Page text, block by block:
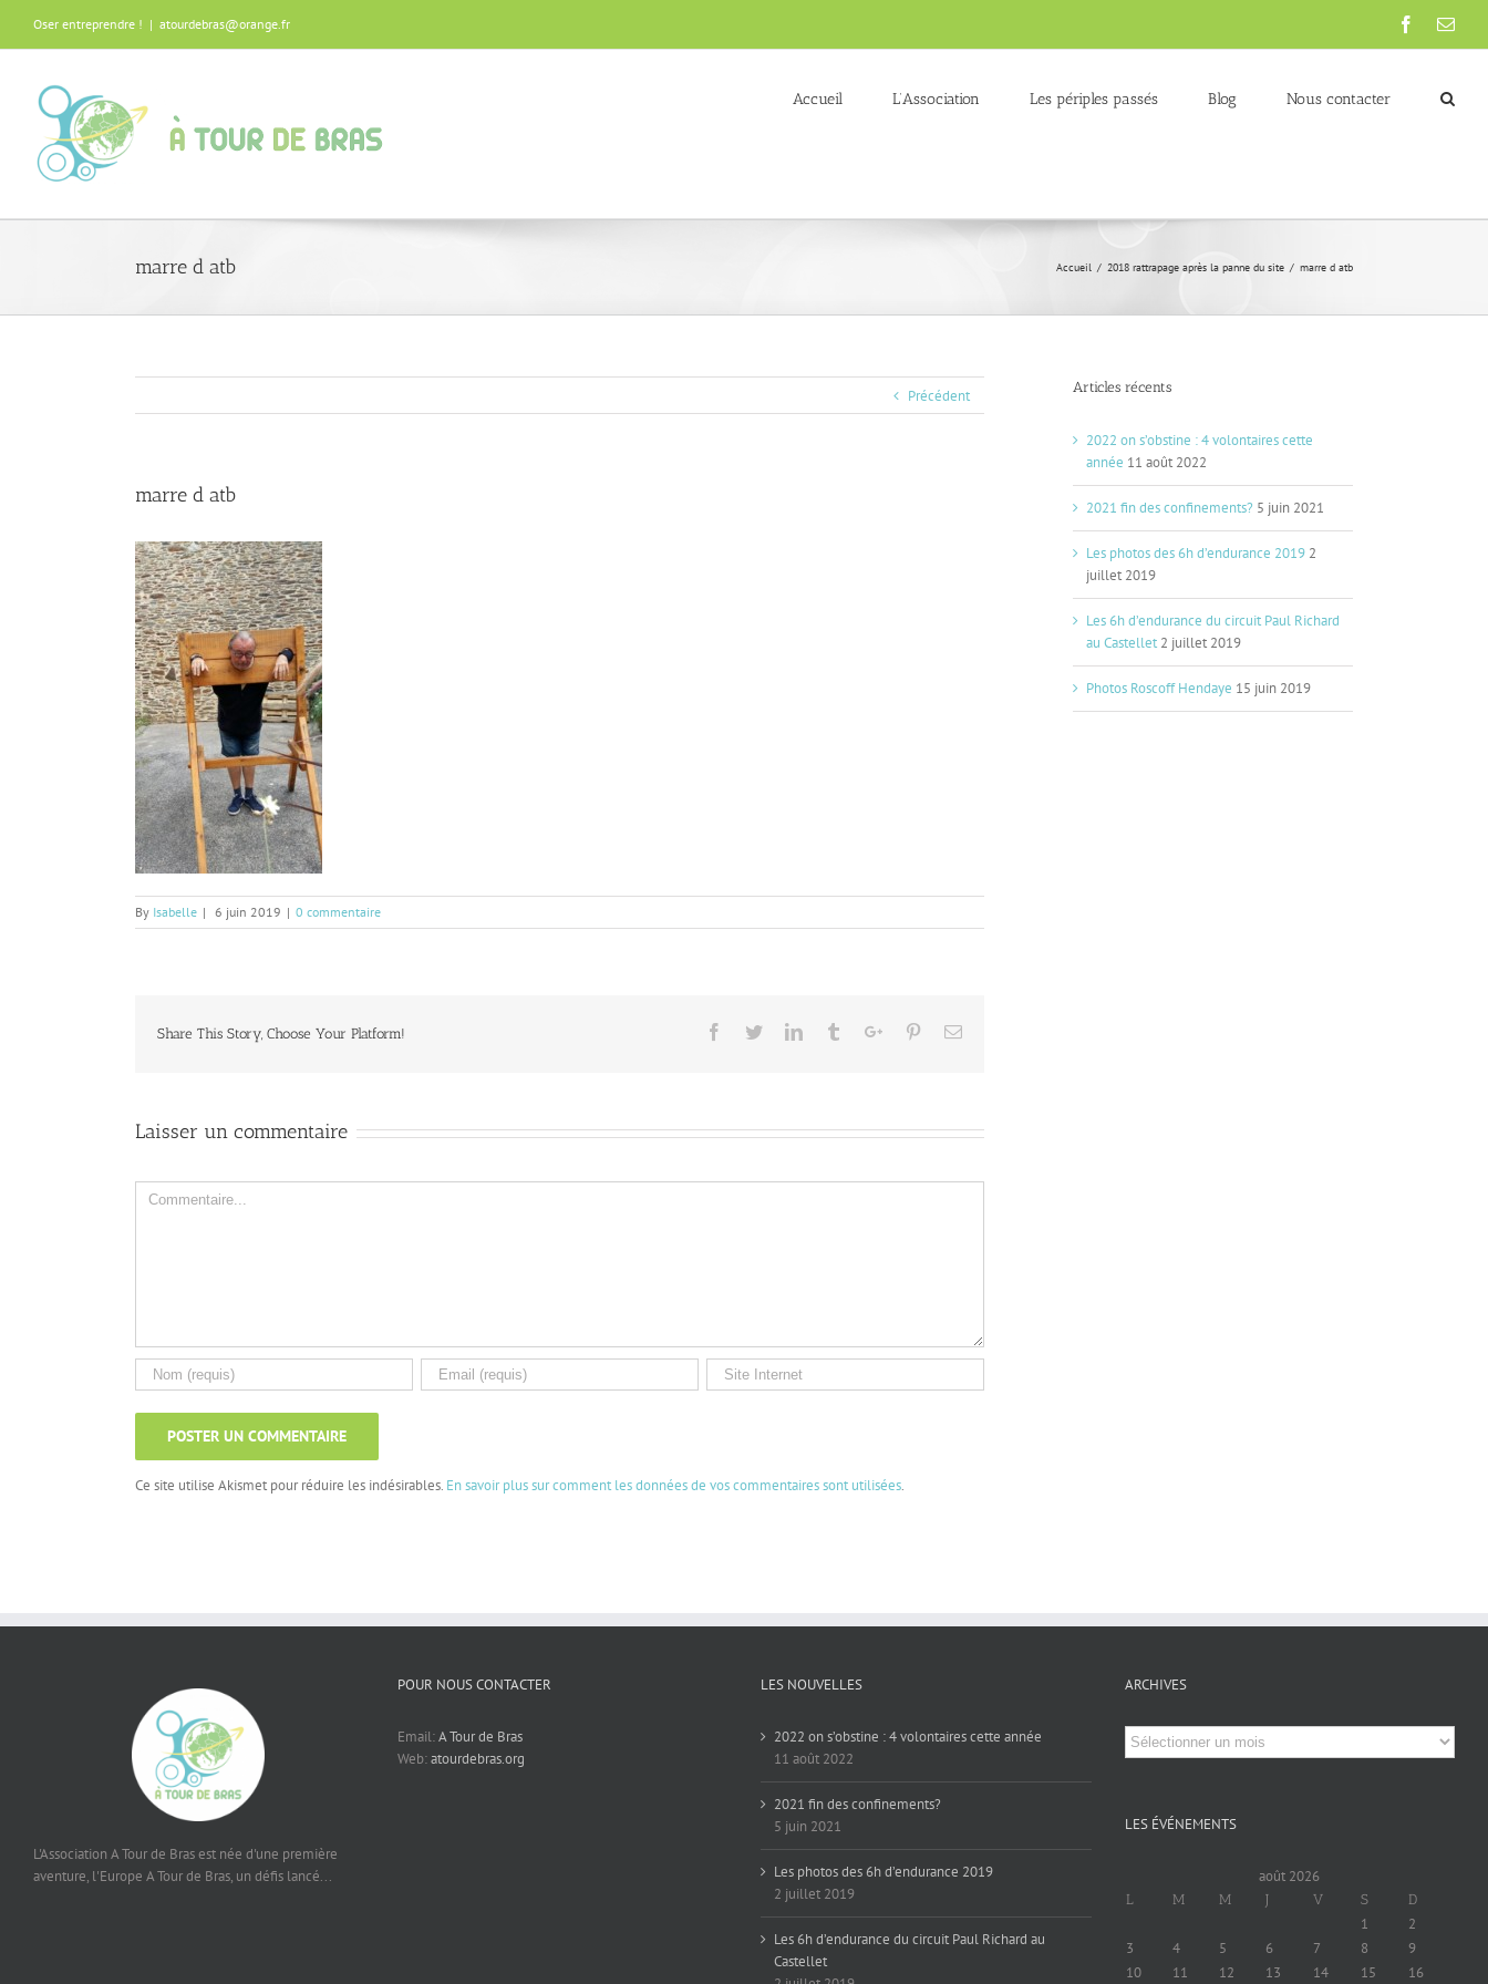
Oser entreprendre ! | atourdebras@orange.fr Facebook
Accueil L’Association Les périples passés Blog Nous contacter
marre d atb Accueil / 2018 rattrapage après la panne du site / marre d atb
Précédent
marre d atb
By Isabelle | 6 juin 2019 | 0 commentaire
Share This Story, Choose Your Platform! Facebook
TwitterLinkedinTumblrGoogle+PinterestEmail
Laisser un commentaire
Comment
Ce site utilise Akismet pour réduire les indésirables. En savoir plus sur comment les données de vos commentaires sont utilisées.
Articles récents
2022 on s’obstine : 4 volontaires cette
année 11 août 2022
2021 fin des confinements? 5 juin 2021
Les photos des 6h d’endurance 2019 2
juillet 2019
Les 6h d’endurance du circuit Paul Richard
au Castellet 2 juillet 2019
Photos Roscoff Hendaye 15 juin 2019
L'Association A Tour de Bras est née d'une première
aventure, l'Europe A Tour de Bras, un défis lancé...
POUR NOUS CONTACTER
Email:A Tour de Bras
Web:atourdebras.org
LES NOUVELLES
2022 on s’obstine : 4 volontaires cette année
11 août 2022
2021 fin des confinements?
5 juin 2021
Les photos des 6h d’endurance 2019
2 juillet 2019
Les 6h d’endurance du circuit Paul Richard au
Castellet
ARCHIVES
Archives
LES ÉVÉNEMENTS
août 2026
L M M J V S D
1
2
3
4 5 6 7 8
9
10
11 12 13 14 15 16